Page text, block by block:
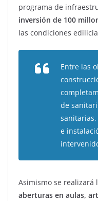
programa de
inversión de 100
las condiciones
Entre las
de
sanitarias,
e
Asimismo se realizará
aberturas en aulas,